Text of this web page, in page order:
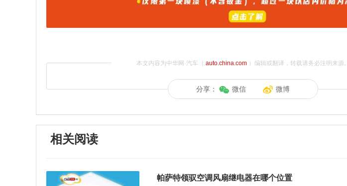
本文内容为中华网·汽车（ auto.china.com）编辑或翻译，转载请务必注明来源。
分享： 微信 微博
相关阅读
帕萨特领驭空调风扇继电器在哪个位置